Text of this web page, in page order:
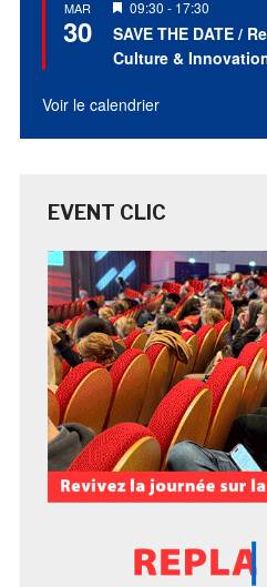
MAR
30
Mis
en
avant
09:30 - 17:30
SAVE THE DATE /
Culture &
Voir le calendrier
EVENT CLIC